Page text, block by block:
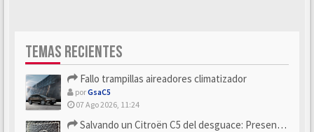
TEMAS RECIENTES
Fallo trampillas aireadores climatizador
porGsaC5
07 Ago 2026, 11:24
Salvando un Citroën C5 del desguace: Presentación y seguimiento